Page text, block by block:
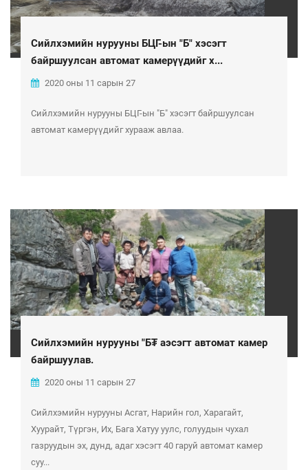
Сийлхэмийн нурууны БЦГ-ын "Б" хэсэгт
байршуулсан автомат камерүүдийг х...
2020 оны 11 сарын 27
Сийлхэмийн нурууны БЦГ-ын "Б" хэсэгт байршуулсан
автомат камерүүдийг хурааж авлаа.
Сийлхэмийн нурууны "Б₮ аэсэгт автомат камер
байршуулав.
2020 оны 11 сарын 27
Сийлхэмийн нурууны Асгат, Нарийн гол, Харагайт,
Хуурайт, Түргэн, Их, Бага Хатуу уулс, голуудын чухал
газруудын эх, дунд, адаг хэсэгт 40 гаруй автомат камер
суу...